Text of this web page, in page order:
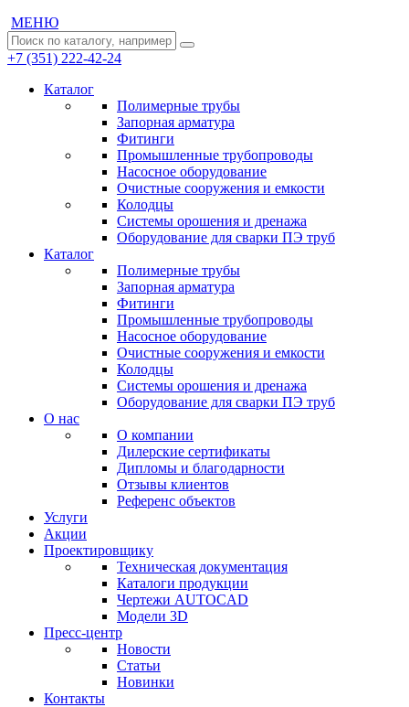
МЕНЮ
+7 (351) 222-42-24
Каталог
Полимерные трубы
Запорная арматура
Фитинги
Промышленные трубопроводы
Насосное оборудование
Очистные сооружения и емкости
Колодцы
Системы орошения и дренажа
Оборудование для сварки ПЭ труб
Каталог
Полимерные трубы
Запорная арматура
Фитинги
Промышленные трубопроводы
Насосное оборудование
Очистные сооружения и емкости
Колодцы
Системы орошения и дренажа
Оборудование для сварки ПЭ труб
О нас
О компании
Дилерские сертификаты
Дипломы и благодарности
Отзывы клиентов
Референс объектов
Услуги
Акции
Проектировщику
Техническая документация
Каталоги продукции
Чертежи AUTOCAD
Модели 3D
Пресс-центр
Новости
Статьи
Новинки
Контакты